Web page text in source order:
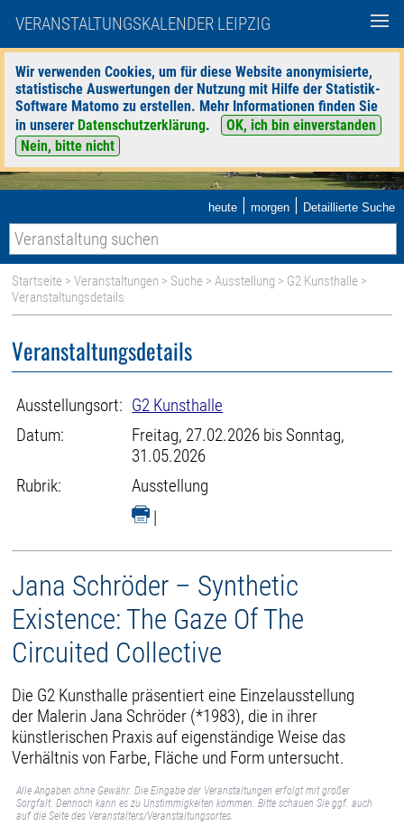
VERANSTALTUNGSKALENDER LEIPZIG
Wir verwenden Cookies, um für diese Website anonymisierte,
statistische Auswertungen der Nutzung mit Hilfe der Statistik-
Software Matomo zu erstellen. Mehr Informationen finden Sie
in unserer Datenschutzerklärung.
OK, ich bin einverstanden
Nein, bitte nicht
heute | morgen | Detaillierte Suche
Startseite >Veranstaltungen > Suche >Ausstellung > G2 Kunsthalle >
Veranstaltungsdetails
Veranstaltungsdetails
Ausstellungsort: G2 Kunsthalle
Datum:
Freitag, 27.02.2026 bis Sonntag,
31.05.2026
Rubrik:
Ausstellung
|
Jana Schröder – Synthetic
Existence: The Gaze Of The
Circuited Collective
Die G2 Kunsthalle präsentiert eine Einzelausstellung
der Malerin Jana Schröder (*1983), die in ihrer
künstlerischen Praxis auf eigenständige Weise das
Verhältnis von Farbe, Fläche und Form untersucht.
Alle Angaben ohne Gewähr. Die Eingabe der Veranstaltungen erfolgt mit großer
Sorgfalt. Dennoch kann es zu Unstimmigkeiten kommen. Bitte schauen Sie ggf. auch
auf die Seite des Veranstalters/Veranstaltungsortes.